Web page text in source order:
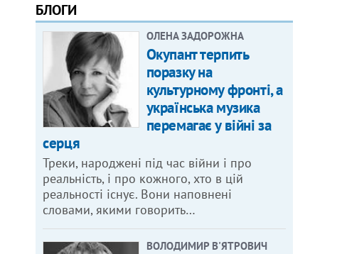
БЛОГИ
ОЛЕНА ЗАДОРОЖНА
Окупант терпить
поразку на
культурному фронті, а
українська музика
перемагає у війні за
серця
Треки, народжені під час війни і про
реальність, і про кожного, хто в цій
реальності існує. Вони наповнені
словами, якими говорить…
ВОЛОДИМИР В'ЯТРОВИЧ